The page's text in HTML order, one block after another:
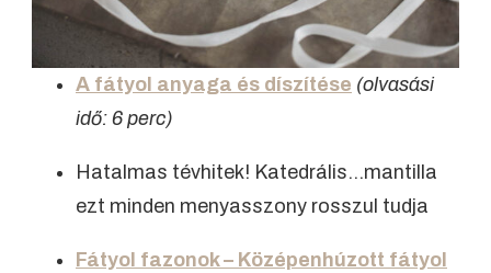
A fátyol anyaga és díszítése (olvasási
idő: 6 perc)
Hatalmas tévhitek! Katedrális…mantilla
ezt minden menyasszony rosszul tudja
Fátyol fazonok – Középenhúzott fátyol